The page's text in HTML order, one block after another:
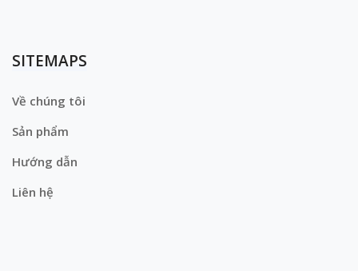
SITEMAPS
Về chúng tôi
Sản phẩm
Hướng dẫn
Liên hệ